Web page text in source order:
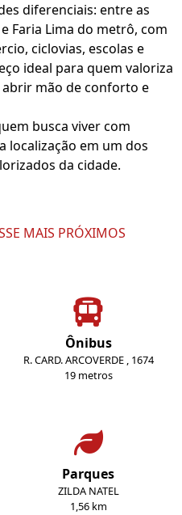
diferenciais: entre as
Faria Lima do metrô, com
ciclovias, escolas e
ideal para quem valoriza
mão de conforto e
busca viver com
localização em um dos
da cidade.
MAIS PRÓXIMOS
Ônibus
R. CARD. ARCOVERDE , 1674
19 metros
Parques
ZILDA NATEL
1,56 km